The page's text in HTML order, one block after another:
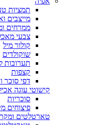
תמציות
מייצבים
ממרחים
צבעי
קולור מיל
שוקולדים
תערובות
קצפות
דפי סוכר
קישוטי עוגה
סוכריות
פיצוחים
טארטלטים